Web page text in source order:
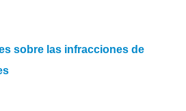
sobre las infracciones de